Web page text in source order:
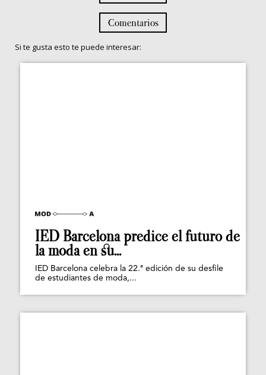
Comentarios
Si te gusta esto te puede interesar:
IED Barcelona predice el futuro de
la moda en su...
IED Barcelona celebra la 22.ª edición de su desfile
de estudiantes de moda,...